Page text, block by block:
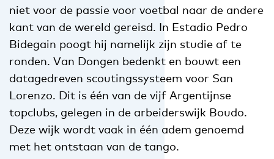
niet voor de passie voor voetbal naar de andere
kant van de wereld gereisd. In Estadio Pedro
Bidegain poogt hij namelijk zijn studie af te
ronden. Van Dongen bedenkt en bouwt een
datagedreven scoutingssysteem voor San
Lorenzo. Dit is één van de vijf Argentijnse
topclubs, gelegen in de arbeiderswijk Boudo.
Deze wijk wordt vaak in één adem genoemd
met het ontstaan van de tango.